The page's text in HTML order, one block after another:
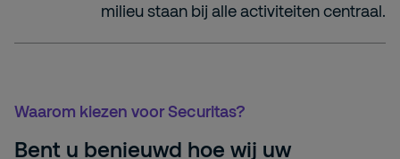
milieu staan bij alle activiteiten centraal.
Waarom kiezen voor Securitas?
Bent u benieuwd hoe wij uw